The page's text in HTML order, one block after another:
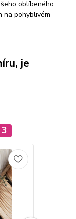
oblíbeného
na pohyblivém
je
3